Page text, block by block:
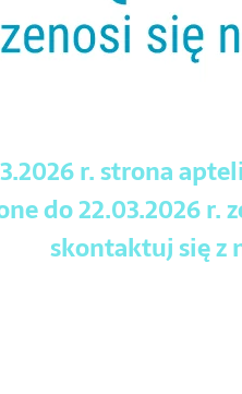
r. strona
do 22.03.2026
skontaktuj się z